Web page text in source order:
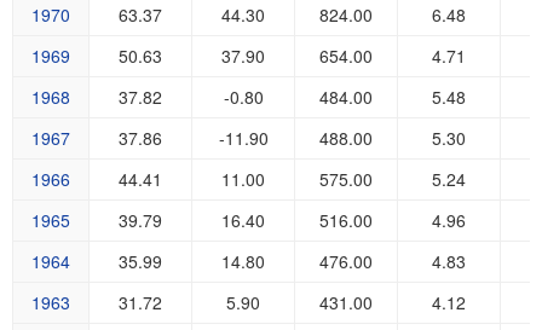
1970
63.37 44.30 824.00 6.48
1969
50.63 37.90 654.00 4.71
1968
37.82 -0.80 484.00 5.48
1967
37.86 -11.90 488.00 5.30
1966
44.41 11.00 575.00 5.24
1965
39.79 16.40 516.00 4.96
1964
35.99 14.80 476.00 4.83
1963
31.72 5.90 431.00 4.12